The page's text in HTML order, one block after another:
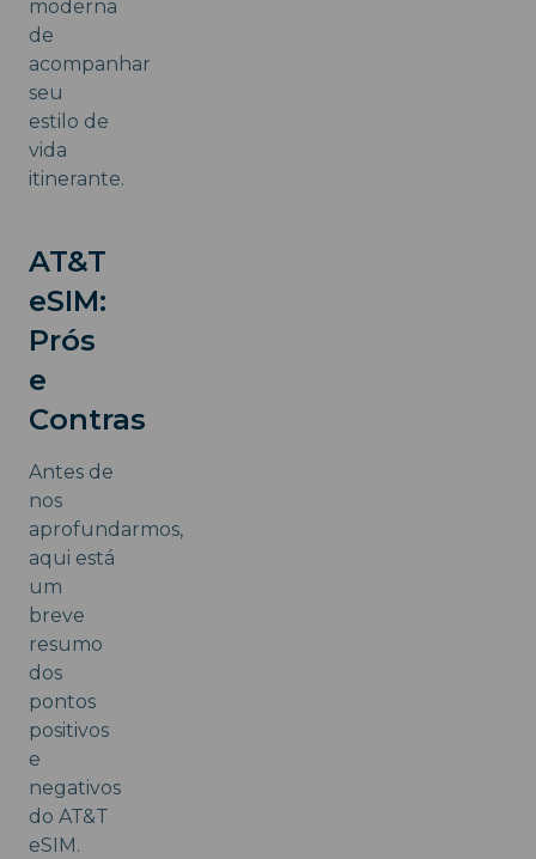
moderna
de
acompanhar
seu
estilo de
vida
itinerante.
AT&T
eSIM:
Prós
e
Contras
Antes de
nos
aprofundarmos,
aqui está
um
breve
resumo
dos
pontos
positivos
e
negativos
do AT&T
eSIM.